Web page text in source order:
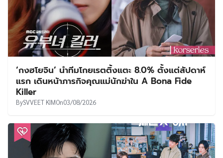
‘กงฮโยจิน’ นำทีมโกยเรตติ้งแตะ 8.0% ตั้งแต่สัปดาห์
แรก เดินหน้าภารกิจคุณแม่นักฆ่าใน A Bona Fide
Killer
BySVVEET KIMOn03/08/2026